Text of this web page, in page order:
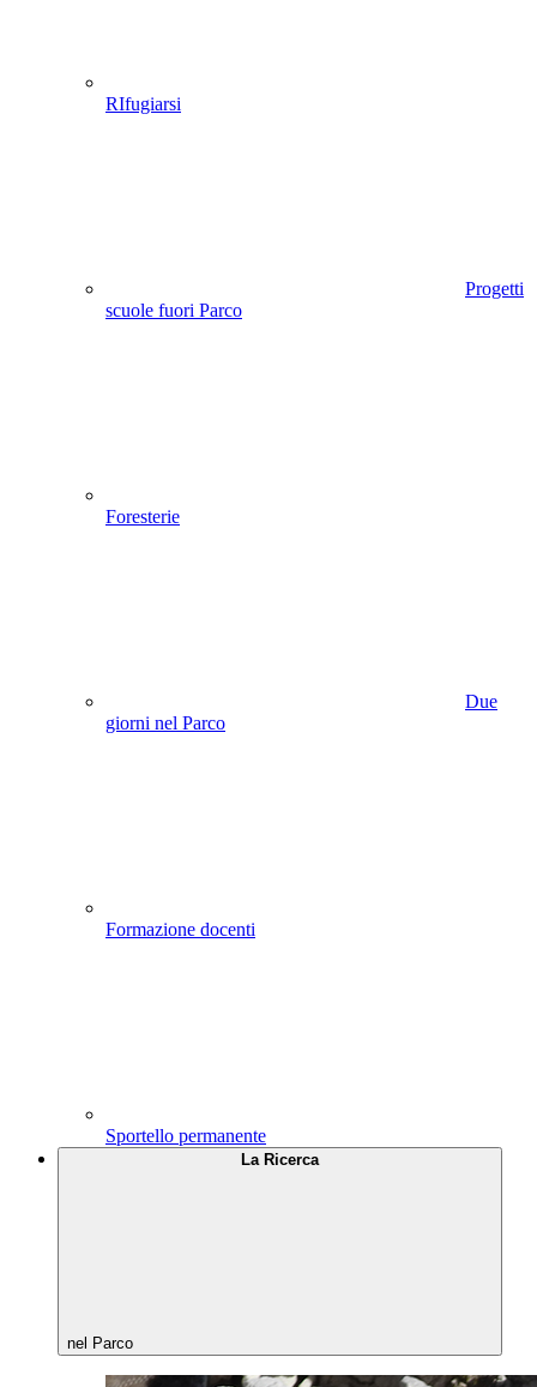
RIfugiarsi
Progetti
scuole fuori Parco
Foresterie
Due
giorni nel Parco
Formazione docenti
Sportello permanente
La Ricerca
nel Parco